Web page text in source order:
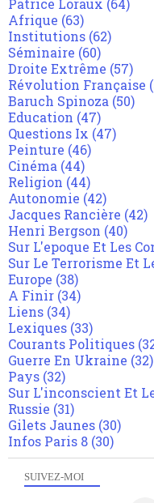
SUIVEZ-MOI
Patrice Loraux (64)
Afrique (63)
Institutions (62)
Séminaire (60)
Droite Extrême (57)
Révolution Française
Baruch Spinoza (50)
Education (47)
Questions Ix (47)
Peinture (46)
Cinéma (44)
Religion (44)
Autonomie (42)
Jacques Rancière (42)
Henri Bergson (40)
Sur L'epoque Et Les
Sur Le Terrorisme Et
Europe (38)
A Finir (34)
Liens (34)
Lexiques (33)
Courants Politiques
Guerre En Ukraine (32)
Pays (32)
Sur L'inconscient Et
Russie (31)
Gilets Jaunes (30)
Infos Paris 8 (30)